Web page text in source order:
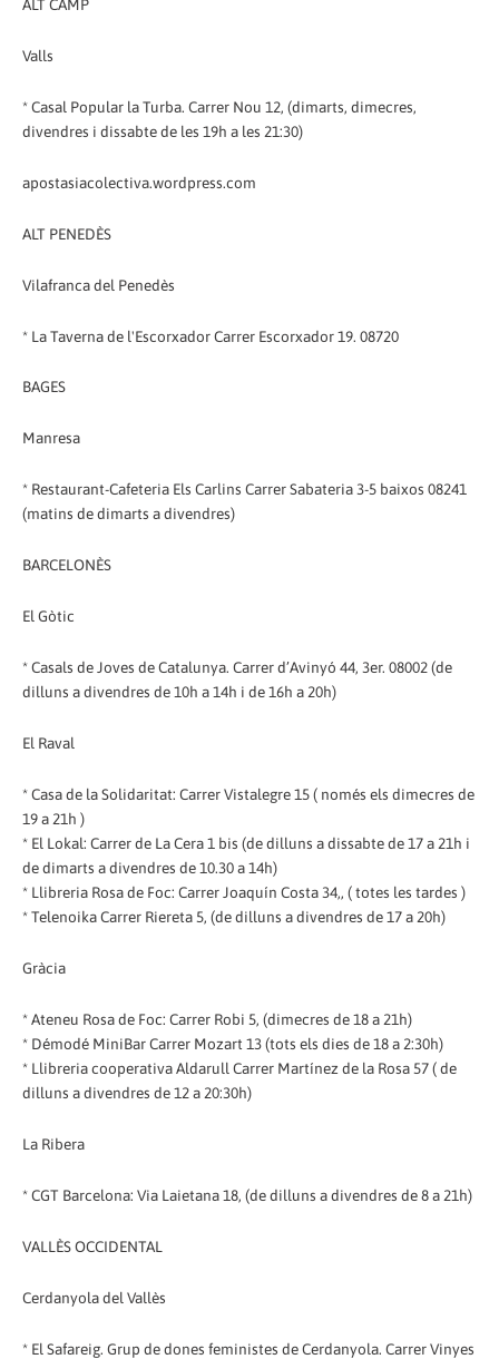
ALT CAMP
Valls
* Casal Popular la Turba. Carrer Nou 12, (dimarts, dimecres,
divendres i dissabte de les 19h a les 21:30)
apostasiacolectiva.wordpress.com
ALT PENEDÈS
Vilafranca del Penedès
* La Taverna de l'Escorxador Carrer Escorxador 19. 08720
BAGES
Manresa
* Restaurant-Cafeteria Els Carlins Carrer Sabateria 3-5 baixos 08241
(matins de dimarts a divendres)
BARCELONÈS
El Gòtic
* Casals de Joves de Catalunya. Carrer d’Avinyó 44, 3er. 08002 (de
dilluns a divendres de 10h a 14h i de 16h a 20h)
El Raval
* Casa de la Solidaritat: Carrer Vistalegre 15 ( només els dimecres de
19 a 21h )
* El Lokal: Carrer de La Cera 1 bis (de dilluns a dissabte de 17 a 21h i
de dimarts a divendres de 10.30 a 14h)
* Llibreria Rosa de Foc: Carrer Joaquín Costa 34,, ( totes les tardes )
* Telenoika Carrer Riereta 5, (de dilluns a divendres de 17 a 20h)
Gràcia
* Ateneu Rosa de Foc: Carrer Robi 5, (dimecres de 18 a 21h)
* Démodé MiniBar Carrer Mozart 13 (tots els dies de 18 a 2:30h)
* Llibreria cooperativa Aldarull Carrer Martínez de la Rosa 57 ( de
dilluns a divendres de 12 a 20:30h)
La Ribera
* CGT Barcelona: Via Laietana 18, (de dilluns a divendres de 8 a 21h)
VALLÈS OCCIDENTAL
Cerdanyola del Vallès
* El Safareig. Grup de dones feministes de Cerdanyola. Carrer Vinyes